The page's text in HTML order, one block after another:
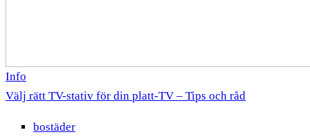
Info
Välj rätt TV-stativ för din platt-TV – Tips och råd
bostäder